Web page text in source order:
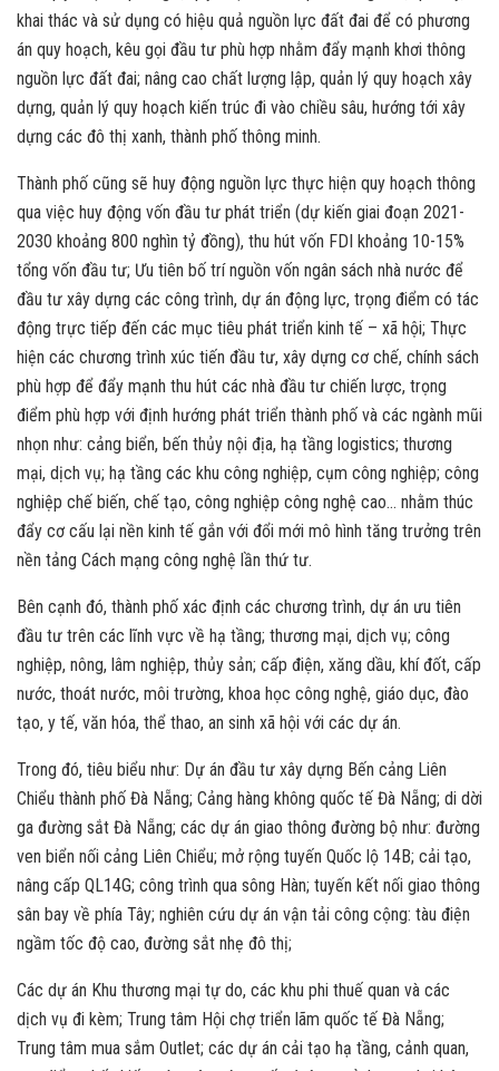
khai thác và sử dụng có hiệu quả nguồn lực đất đai để có phương
án quy hoạch, kêu gọi đầu tư phù hợp nhằm đẩy mạnh khơi thông
nguồn lực đất đai; nâng cao chất lượng lập, quản lý quy hoạch xây
dựng, quản lý quy hoạch kiến trúc đi vào chiều sâu, hướng tới xây
dựng các đô thị xanh, thành phố thông minh.
Thành phố cũng sẽ huy động nguồn lực thực hiện quy hoạch thông
qua việc huy động vốn đầu tư phát triển (dự kiến giai đoạn 2021-
2030 khoảng 800 nghìn tỷ đồng), thu hút vốn FDI khoảng 10-15%
tổng vốn đầu tư; Ưu tiên bố trí nguồn vốn ngân sách nhà nước để
đầu tư xây dựng các công trình, dự án động lực, trọng điểm có tác
động trực tiếp đến các mục tiêu phát triển kinh tế – xã hội; Thực
hiện các chương trình xúc tiến đầu tư, xây dựng cơ chế, chính sách
phù hợp để đẩy mạnh thu hút các nhà đầu tư chiến lược, trọng
điểm phù hợp với định hướng phát triển thành phố và các ngành mũi
nhọn như: cảng biển, bến thủy nội địa, hạ tầng logistics; thương
mại, dịch vụ; hạ tầng các khu công nghiệp, cụm công nghiệp; công
nghiệp chế biến, chế tạo, công nghiệp công nghệ cao… nhằm thúc
đẩy cơ cấu lại nền kinh tế gắn với đổi mới mô hình tăng trưởng trên
nền tảng Cách mạng công nghệ lần thứ tư.
Bên cạnh đó, thành phố xác định các chương trình, dự án ưu tiên
đầu tư trên các lĩnh vực về hạ tầng; thương mại, dịch vụ; công
nghiệp, nông, lâm nghiệp, thủy sản; cấp điện, xăng dầu, khí đốt, cấp
nước, thoát nước, môi trường, khoa học công nghệ, giáo dục, đào
tạo, y tế, văn hóa, thể thao, an sinh xã hội với các dự án.
Trong đó, tiêu biểu như: Dự án đầu tư xây dựng Bến cảng Liên
Chiểu thành phố Đà Nẵng; Cảng hàng không quốc tế Đà Nẵng; di dời
ga đường sắt Đà Nẵng; các dự án giao thông đường bộ như: đường
ven biển nối cảng Liên Chiểu; mở rộng tuyến Quốc lộ 14B; cải tạo,
nâng cấp QL14G; công trình qua sông Hàn; tuyến kết nối giao thông
sân bay về phía Tây; nghiên cứu dự án vận tải công cộng: tàu điện
ngầm tốc độ cao, đường sắt nhẹ đô thị;
Các dự án Khu thương mại tự do, các khu phi thuế quan và các
dịch vụ đi kèm; Trung tâm Hội chợ triển lãm quốc tế Đà Nẵng;
Trung tâm mua sắm Outlet; các dự án cải tạo hạ tầng, cảnh quan,